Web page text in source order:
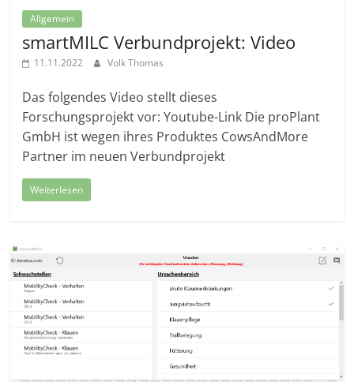
Allgemein
smartMILC Verbundprojekt: Video
11.11.2022 Volk Thomas
Das folgendes Video stellt dieses
Forschungsprojekt vor: Youtube-Link Die proPlant
GmbH ist wegen ihres Produktes CowsAndMore
Partner im neuen Verbundprojekt
Weiterlesen